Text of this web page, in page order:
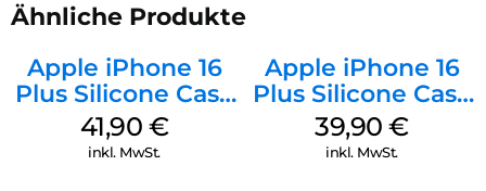
Ähnliche Produkte
Apple iPhone 16
Plus Silicone Case
MagSafe Stone
Gray
41,90 €
inkl. MwSt.
Apple iPhone 16
Plus Silicone Case
MagSafe Plum
39,90€
inkl. MwSt.